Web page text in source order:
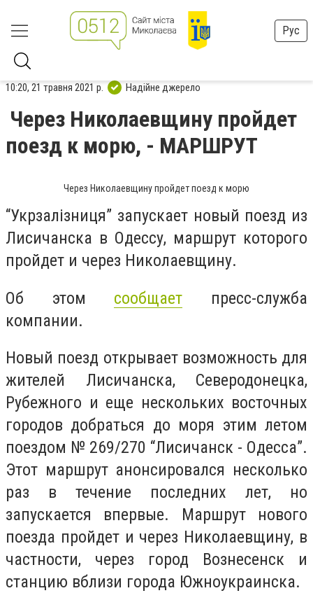
Рус
10:20, 21 травня 2021 р. Надійне джерело
Через Николаевщину пройдет
поезд к морю, - МАРШРУТ
Через Николаевщину пройдет поезд к морю
“Укрзалізниця” запускает новый поезд из
Лисичанска в Одессу, маршрут которого
пройдет и через Николаевщину.
Об этом сообщает пресс-служба
компании.
Новый поезд открывает возможность для
жителей Лисичанска, Северодонецка,
Рубежного и еще нескольких восточных
городов добраться до моря этим летом
поездом № 269/270 “Лисичанск - Одесса”.
Этот маршрут анонсировался несколько
раз в течение последних лет, но
запускается впервые. Маршрут нового
поезда пройдет и через Николаевщину, в
частности, через город Вознесенск и
станцию вблизи города Южноукраинска.